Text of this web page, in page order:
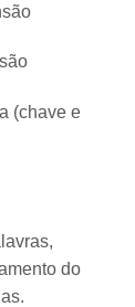
(chave e
do